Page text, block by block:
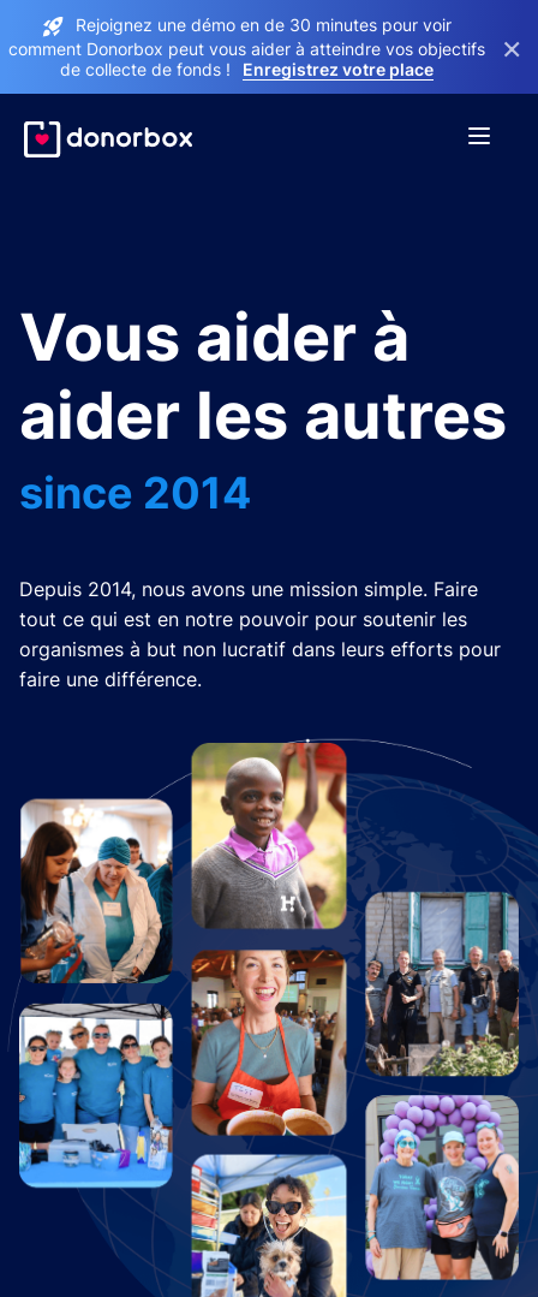
Rejoignez une démo en de 30 minutes pour voir
comment Donorbox peut vous aider à atteindre vos objectifs
de collecte de fonds !
Enregistrez votre place
×
Vous aider à
aider les autres
since 2014
Depuis 2014, nous avons une mission simple. Faire
tout ce qui est en notre pouvoir pour soutenir les
organismes à but non lucratif dans leurs efforts pour
faire une différence.